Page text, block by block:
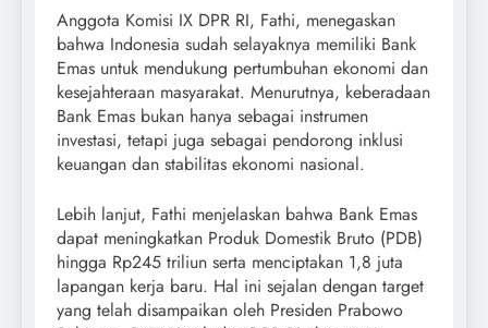
Anggota Komisi IX DPR RI, Fathi, menegaskan
bahwa Indonesia sudah selayaknya memiliki Bank
Emas untuk mendukung pertumbuhan ekonomi dan
kesejahteraan masyarakat. Menurutnya, keberadaan
Bank Emas bukan hanya sebagai instrumen
investasi, tetapi juga sebagai pendorong inklusi
keuangan dan stabilitas ekonomi nasional.
Lebih lanjut, Fathi menjelaskan bahwa Bank Emas
dapat meningkatkan Produk Domestik Bruto (PDB)
hingga Rp245 triliun serta menciptakan 1,8 juta
lapangan kerja baru. Hal ini sejalan dengan target
yang telah disampaikan oleh Presiden Prabowo